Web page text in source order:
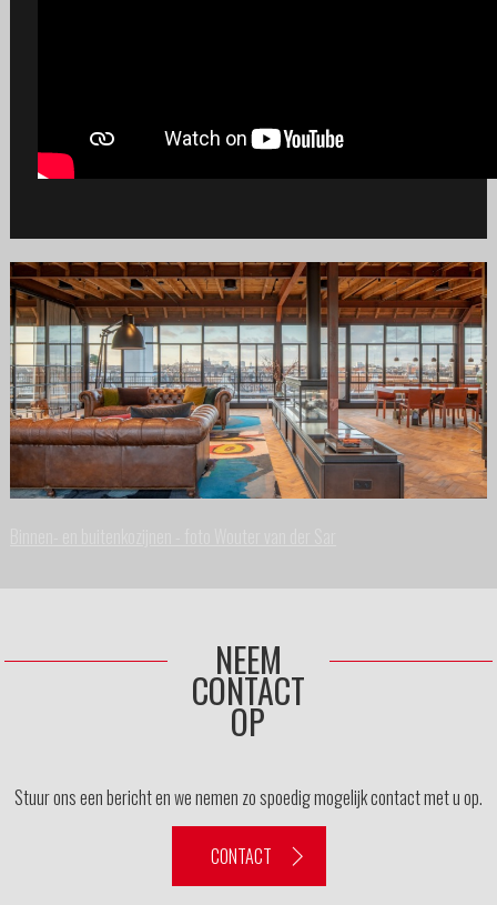
NEEM
CONTACT
OP
Stuur ons een bericht en we nemen zo spoedig mogelijk contact met u op.
CONTACT